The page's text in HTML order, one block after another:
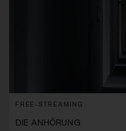
FREE-STREAMING
DIE ANHÖRUNG